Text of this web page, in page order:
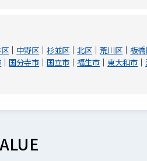
中野区 杉並区 北区 荒川区 板
国分寺市 国立市 福生市 東大和市